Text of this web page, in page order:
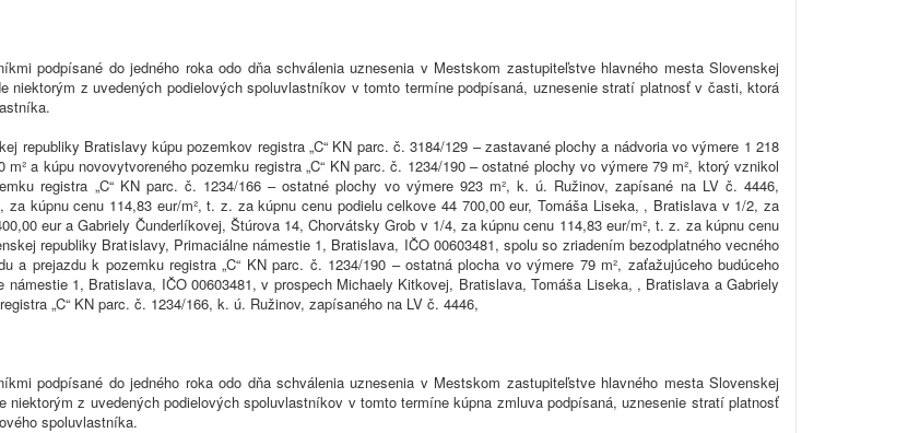
podpísané do jedného roka odo dňa schválenia uznesenia v Mestskom zastupiteľstve hlavného mesta Slovenskej
niektorým z uvedených podielových spoluvlastníkov v tomto termíne podpísaná, uznesenie stratí platnosť v časti, ktorá
republiky Bratislavy kúpu pozemkov registra „C“ KN parc. č. 3184/129 – zastavané plochy a nádvoria vo výmere 1 218
a kúpu novovytvoreného pozemku registra „C“ KN parc. č. 1234/190 – ostatné plochy vo výmere 79 m², ktorý vznikol
registra „C“ KN parc. č. 1234/166 – ostatné plochy vo výmere 923 m², k. ú. Ružinov, zapísané na LV č. 4446,
kúpnu cenu 114,83 eur/m², t. z. za kúpnu cenu podielu celkove 44 700,00 eur, Tomáša Liseka, , Bratislava v 1/2, za
eur a Gabriely Čunderlíkovej, Štúrova 14, Chorvátsky Grob v 1/4, za kúpnu cenu 114,83 eur/m², t. z. za kúpnu cenu
republiky Bratislavy, Primaciálne námestie 1, Bratislava, IČO 00603481, spolu so zriadením bezodplatného vecného
a prejazdu k pozemku registra „C“ KN parc. č. 1234/190 – ostatná plocha vo výmere 79 m², zaťažujúceho budúceho
1, Bratislava, IČO 00603481, v prospech Michaely Kitkovej, Bratislava, Tomáša Liseka, , Bratislava a Gabriely
„C“ KN parc. č. 1234/166, k. ú. Ružinov, zapísaného na LV č. 4446,
podpísané do jedného roka odo dňa schválenia uznesenia v Mestskom zastupiteľstve hlavného mesta Slovenskej
z uvedených podielových spoluvlastníkov v tomto termíne kúpna zmluva podpísaná, uznesenie stratí platnosť
spoluvlastníka.